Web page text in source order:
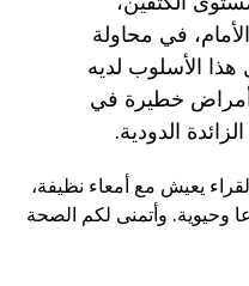
في محاولة
الأسلوب لديه
أمراض خطيرة في
الدودية.
يعيش مع أمعاء نظيفة،
وحيوية. وأتمنى لكم الصحة